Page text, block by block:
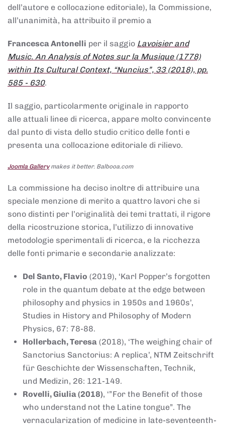
dell’autore e collocazione editoriale), la Commissione,
all’unanimità, ha attribuito il premio a
Francesca Antonelli per il saggio Lavoisier and
Music. An Analysis of Notes sur la Musique (1778)
within Its Cultural Context, “Nuncius”, 33 (2018), pp.
585 - 630.
Il saggio, particolarmente originale in rapporto
alle attuali linee di ricerca, appare molto convincente
dal punto di vista dello studio critico delle fonti e
presenta una collocazione editoriale di rilievo.
Joomla Gallerymakes it better. Balbooa.com
La commissione ha deciso inoltre di attribuire una
speciale menzione di merito a quattro lavori che si
sono distinti per l’originalità dei temi trattati, il rigore
della ricostruzione storica, l’utilizzo di innovative
metodologie sperimentali di ricerca, e la ricchezza
delle fonti primarie e secondarie analizzate:
Del Santo, Flavio (2019), ‘Karl Popper’s forgotten
role in the quantum debate at the edge between
philosophy and physics in 1950s and 1960s’,
Studies in History and Philosophy of Modern
Physics, 67: 78-88.
Hollerbach, Teresa (2018), ‘The weighing chair of
Sanctorius Sanctorius: A replica’, NTM Zeitschrift
für Geschichte der Wissenschaften, Technik,
und Medizin, 26: 121-149.
Rovelli, Giulia (2018), ‘”For the Benefit of those
who understand not the Latine tongue”. The
vernacularization of medicine in late-seventeenth-